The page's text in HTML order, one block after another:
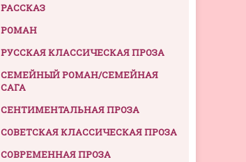
РАССКАЗ
РОМАН
РУССКАЯ КЛАССИЧЕСКАЯ ПРОЗА
СЕМЕЙНЫЙ РОМАН/СЕМЕЙНАЯ
САГА
СЕНТИМЕНТАЛЬНАЯ ПРОЗА
СОВЕТСКАЯ КЛАССИЧЕСКАЯ ПРОЗА
СОВРЕМЕННАЯ ПРОЗА